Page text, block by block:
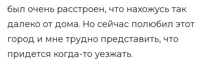
был очень расстроен, что нахожусь так
далеко от дома. Но сейчас полюбил этот
город и мне трудно представить, что
придется когда-то уезжать.